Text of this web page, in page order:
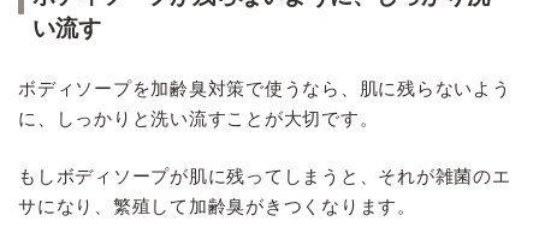
い流す
ボディソープを加齢臭対策で使うなら、肌に残らないよう
に、しっかりと洗い流すことが大切です。
もしボディソープが肌に残ってしまうと、それが雑菌のエ
サになり、繁殖して加齢臭がきつくなります。